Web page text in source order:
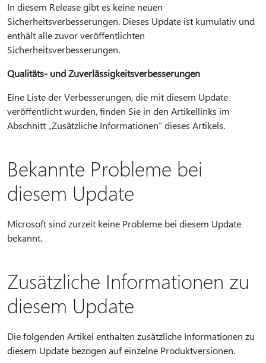
In diesem Release gibt es keine neuen
Sicherheitsverbesserungen. Dieses Update ist kumulativ und
enthält alle zuvor veröffentlichten
Sicherheitsverbesserungen.
Qualitäts- und Zuverlässigkeitsverbesserungen
Eine Liste der Verbesserungen, die mit diesem Update
veröffentlicht wurden, finden Sie in den Artikellinks im
Abschnitt „Zusätzliche Informationen“ dieses Artikels.
Bekannte Probleme bei
diesem Update
Microsoft sind zurzeit keine Probleme bei diesem Update
bekannt.
Zusätzliche Informationen zu
diesem Update
Die folgenden Artikel enthalten zusätzliche Informationen zu
diesem Update bezogen auf einzelne Produktversionen.